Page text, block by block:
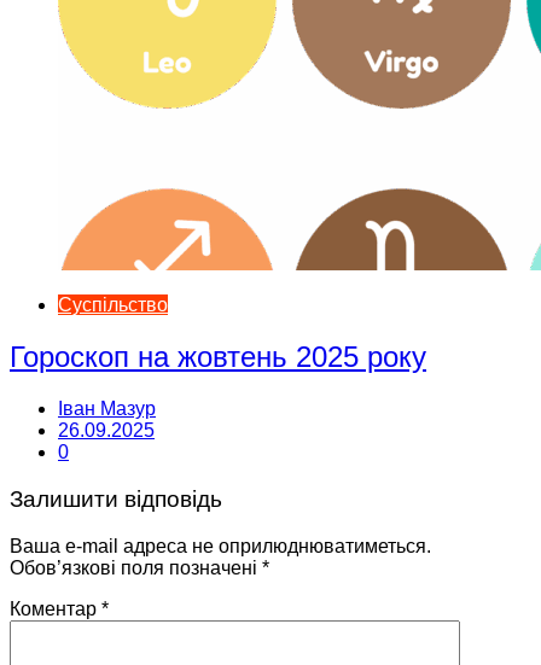
Суспільство
Гороскоп на жовтень 2025 року
Іван Мазур
26.09.2025
0
Залишити відповідь
Ваша e-mail адреса не оприлюднюватиметься.
Обов’язкові поля позначені *
Коментар *